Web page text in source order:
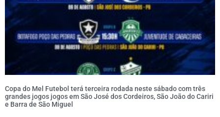
Copa do Mel Futebol terá terceira rodada neste sábado com três
grandes jogos jogos em São José dos Cordeiros, São João do Cariri
e Barra de São Miguel